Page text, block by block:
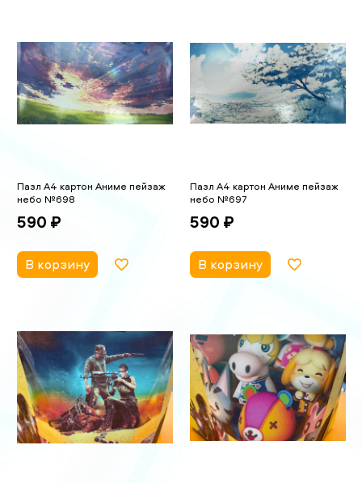
Пазл А4 картон Аниме пейзаж
небо №698
590 ₽
В корзину
Пазл А4 картон Аниме пейзаж
небо №697
590 ₽
В корзину